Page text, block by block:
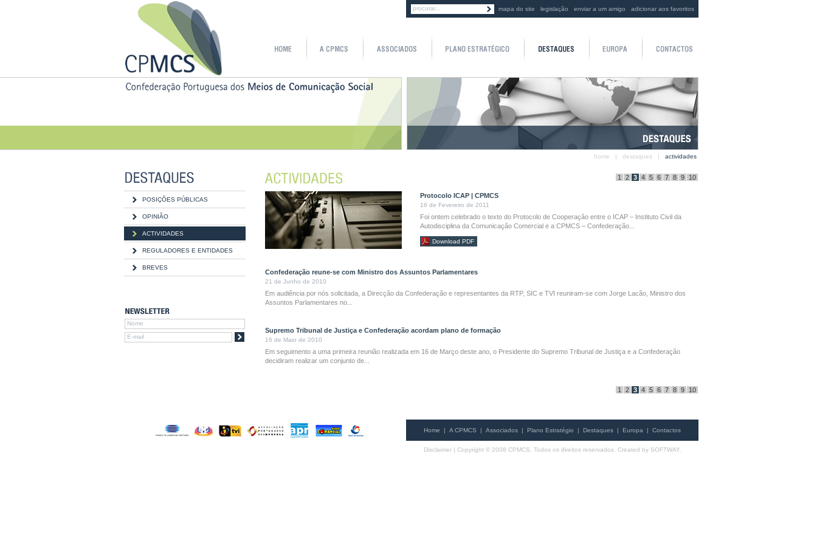
mapa do site legislação enviar a um amigo adicionar aos favoritos
home | destaques | actividades
POSIÇÕES PÚBLICAS
OPINIÃO
ACTIVIDADES
REGULADORES E ENTIDADES
BREVES
1 2 3 4 5 6 7 8 9 10
Protocolo ICAP | CPMCS
16 de Fevereiro de 2011
Foi ontem celebrado o texto do Protocolo de Cooperação entre o ICAP – Instituto Civil da
Autodisciplina da Comunicação Comercial e a CPMCS – Confederação...
Download PDF
Confederação reune-se com Ministro dos Assuntos Parlamentares
21 de Junho de 2010
Em audiência por nós solicitada, a Direcção da Confederação e representantes da RTP, SIC e TVI reuniram-se com Jorge Lacão, Ministro dos
Assuntos Parlamentares no...
Supremo Tribunal de Justiça e Confederação acordam plano de formação
16 de Maio de 2010
Em seguimento a uma primeira reunião realizada em 16 de Março deste ano, o Presidente do Supremo Tribunal de Justiça e a Confederação
decidiram realizar um conjunto de...
1 2 3 4 5 6 7 8 9 10
Home | A CPMCS | Associados | Plano Estratégio | Destaques | Europa | Contactos
Disclaimer| Copyright © 2008 CPMCS. Todos os direitos reservados. Created by SOFTWAY.